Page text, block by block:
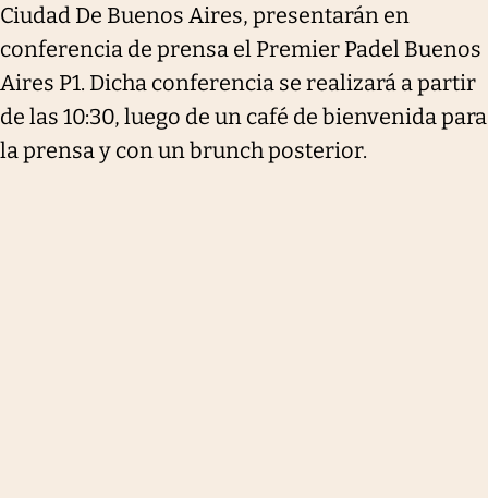
Ciudad De Buenos Aires, presentarán en
conferencia de prensa el Premier Padel Buenos
Aires P1. Dicha conferencia se realizará a partir
de las 10:30, luego de un café de bienvenida para
la prensa y con un brunch posterior.